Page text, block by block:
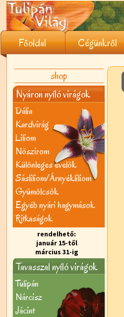
Főoldal Cégünkről
shop
Nyáron nyíló virágok
Dália
Kardvirág
Liliom
Nõszirom
Különleges évelõk
Sásliliom/Árnyékliliom
Gyümölcsök
Egyéb nyári hagymások
Ritkaságok
rendelhető:
január 15-től
március 31-ig
Tavasszal nyíló virágok
Tulipán
Nárcisz
Jácint